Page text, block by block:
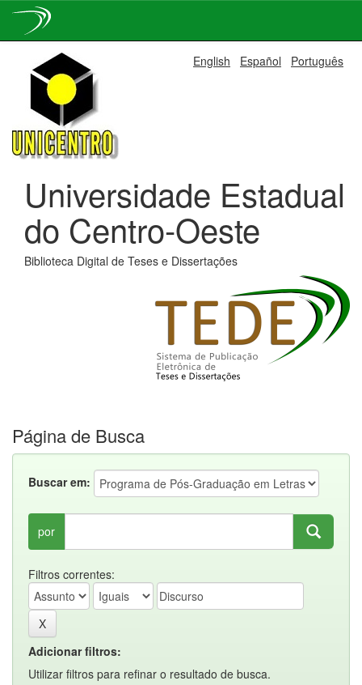
navigation
English Español Português
Universidade Estadual
do Centro-Oeste
Biblioteca Digital de Teses e Dissertações
Página de Busca
Buscar em:
por
Filtros correntes:
Adicionar filtros:
Utilizar filtros para refinar o resultado de busca.